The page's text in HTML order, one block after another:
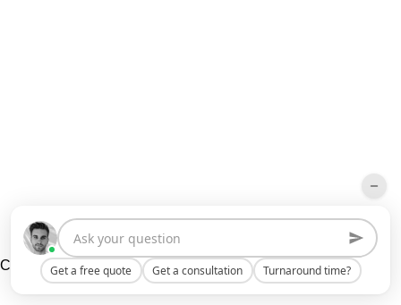
Top Architectural Design Company
Clutch2024
Get a free quote Get a consultation Turnaround time?